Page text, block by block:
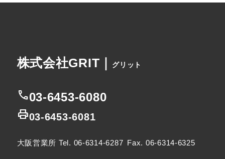
株式会社GRIT｜ グリット
call03-6453-6080
print03-6453-6081
大阪営業所 Tel. 06-6314-6287 Fax. 06-6314-6325